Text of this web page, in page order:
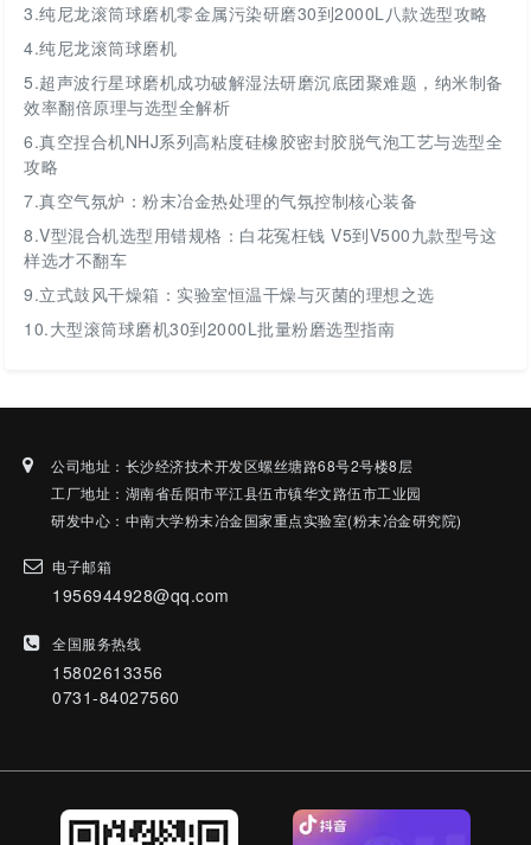
3.纯尼龙滚筒球磨机零金属污染研磨30到2000L八款选型攻略
4.纯尼龙滚筒球磨机
5.超声波行星球磨机成功破解湿法研磨沉底团聚难题，纳米制备
效率翻倍原理与选型全解析
6.真空捏合机NHJ系列高粘度硅橡胶密封胶脱气泡工艺与选型全
攻略
7.真空气氛炉：粉末冶金热处理的气氛控制核心装备
8.V型混合机选型用错规格：白花冤枉钱 V5到V500九款型号这
样选才不翻车
9.立式鼓风干燥箱：实验室恒温干燥与灭菌的理想之选
10.大型滚筒球磨机30到2000L批量粉磨选型指南
公司地址：长沙经济技术开发区螺丝塘路68号2号楼8层
工厂地址：湖南省岳阳市平江县伍市镇华文路伍市工业园
研发中心：中南大学粉末冶金国家重点实验室(粉末冶金研究院)
电子邮箱
1956944928@qq.com
全国服务热线
15802613356
0731-84027560